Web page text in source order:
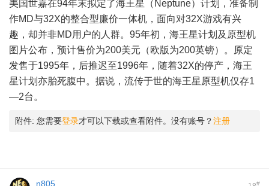
美国世嘉在94年末拟定了海王星（Neptune）计划，准备制
作MD与32X的整合型廉价一体机，面向对32X游戏有兴
趣，却并非MD用户的人群。95年初，海王星计划及原型机
图片公布，预计售价为200美元（欧版为200英镑）。原定
发售于1995年，后推迟至1996年，随着32X的停产，海王
星计划亦胎死腹中。据说，流传于世的海王星原型机仅存1
—2台。
附件: 您需要登录才可以下载或查看附件。没有账号？注册
#
n805